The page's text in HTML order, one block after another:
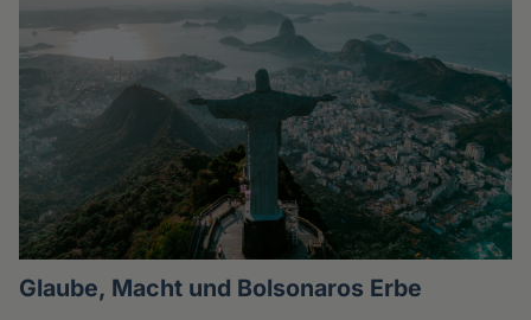
Glaube, Macht und Bolsonaros Erbe